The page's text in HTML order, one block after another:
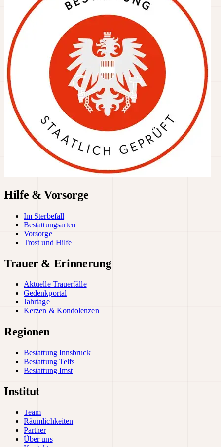
Hilfe & Vorsorge
Im Sterbefall
Bestattungsarten
Vorsorge
Trost und Hilfe
Trauer & Erinnerung
Aktuelle Trauerfälle
Gedenkportal
Jahrtage
Kerzen & Kondolenzen
Regionen
Bestattung Innsbruck
Bestattung Telfs
Bestattung Imst
Institut
Team
Räumlichkeiten
Partner
Über uns